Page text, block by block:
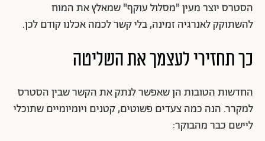
הסטרס יוצר מעין "מסלול עוקף" שמאלץ את המוח
להשתוקק לאנרגיה זמינה, בלי קשר לכמה אכלנו קודם לכן.
כך תחזירי לעצמך את השליטה
החדשות הטובות הן שאפשר לנתק את הקשר שבין הסטרס
למקרר. הנה כמה צעדים פשוטים, קטנים ויומיומיים שתוכלי
ליישם כבר מהבוקר: